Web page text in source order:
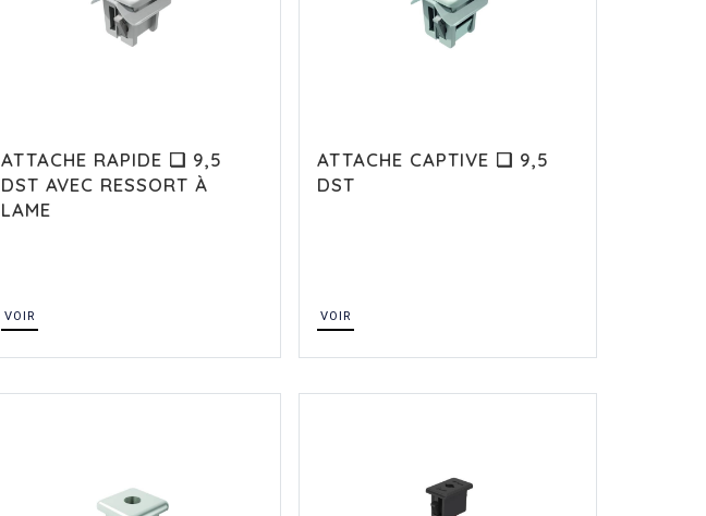
ATTACHE RAPIDE ❏ 9,5
DST AVEC RESSORT À
LAME
VOIR
ATTACHE CAPTIVE ❏ 9,5
DST
VOIR